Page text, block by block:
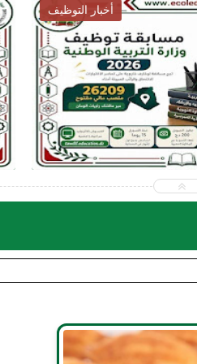
أخبار التربية